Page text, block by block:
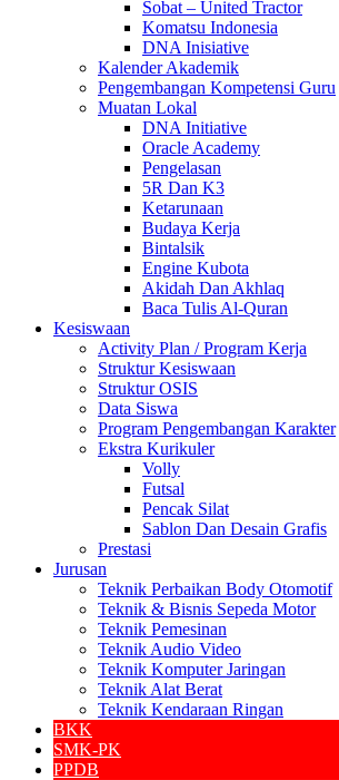
Sobat – United Tractor
Komatsu Indonesia
DNA Inisiative
Kalender Akademik
Pengembangan Kompetensi Guru
Muatan Lokal
DNA Initiative
Oracle Academy
Pengelasan
5R Dan K3
Ketarunaan
Budaya Kerja
Bintalsik
Engine Kubota
Akidah Dan Akhlaq
Baca Tulis Al-Quran
Kesiswaan
Activity Plan / Program Kerja
Struktur Kesiswaan
Struktur OSIS
Data Siswa
Program Pengembangan Karakter
Ekstra Kurikuler
Volly
Futsal
Pencak Silat
Sablon Dan Desain Grafis
Prestasi
Jurusan
Teknik Perbaikan Body Otomotif
Teknik & Bisnis Sepeda Motor
Teknik Pemesinan
Teknik Audio Video
Teknik Komputer Jaringan
Teknik Alat Berat
Teknik Kendaraan Ringan
BKK
SMK-PK
PPDB